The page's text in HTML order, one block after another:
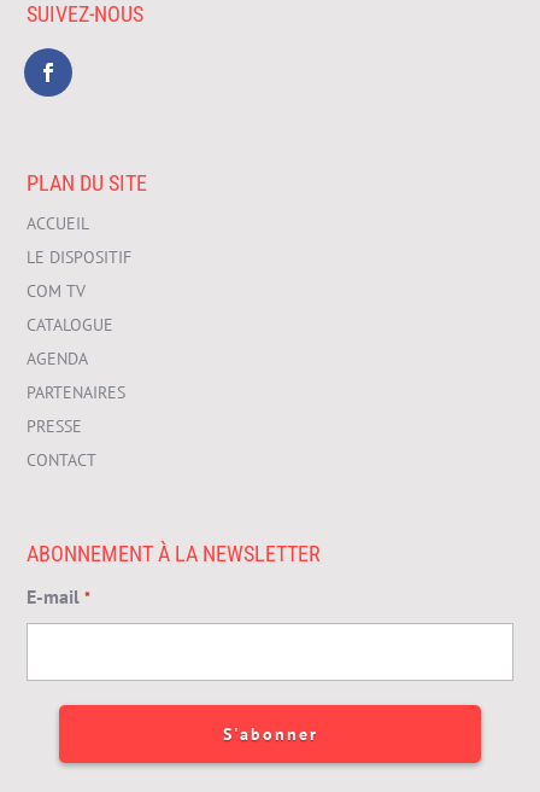
SUIVEZ-NOUS
PLAN DU SITE
ACCUEIL
LE DISPOSITIF
COM TV
CATALOGUE
AGENDA
PARTENAIRES
PRESSE
CONTACT
ABONNEMENT À LA NEWSLETTER
E-mail *